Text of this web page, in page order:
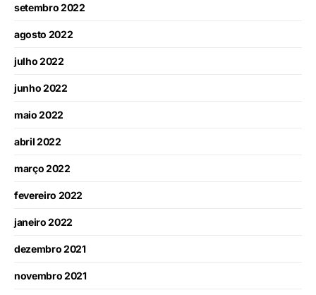
setembro 2022
agosto 2022
julho 2022
junho 2022
maio 2022
abril 2022
março 2022
fevereiro 2022
janeiro 2022
dezembro 2021
novembro 2021